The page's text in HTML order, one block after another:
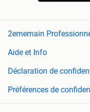
2ememain
Aide et Info
Déclaration de
Préférences de